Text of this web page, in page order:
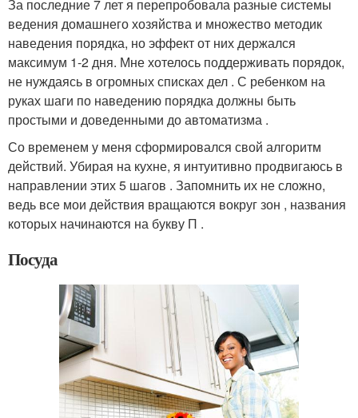
За последние 7 лет я перепробовала разные системы
ведения домашнего хозяйства и множество методик
наведения порядка, но эффект от них держался
максимум 1-2 дня. Мне хотелось поддерживать порядок,
не нуждаясь в огромных списках дел . С ребенком на
руках шаги по наведению порядка должны быть
простыми и доведенными до автоматизма .
Со временем у меня сформировался свой алгоритм
действий. Убирая на кухне, я интуитивно продвигаюсь в
направлении этих 5 шагов . Запомнить их не сложно,
ведь все мои действия вращаются вокруг зон , названия
которых начинаются на букву П .
Посуда